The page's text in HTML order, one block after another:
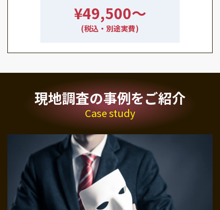
¥49,500〜
(税込・別途実費)
現地調査の事例をご紹介
Case study